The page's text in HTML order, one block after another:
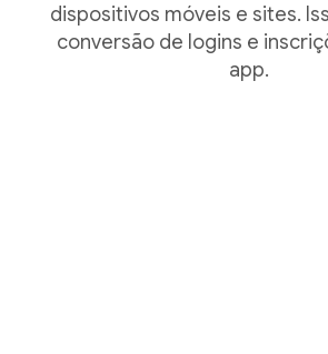
dispositivos móveis e sites.
conversão de logins e
app.